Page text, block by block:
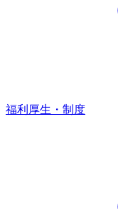
福利厚生・制度